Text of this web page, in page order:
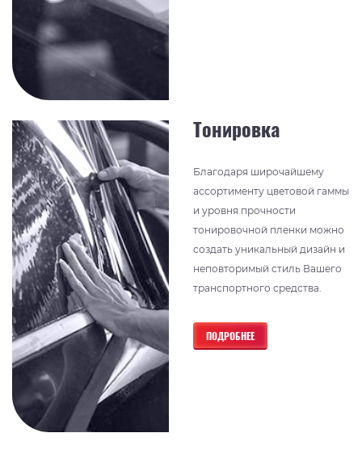
Тонировка
Благодаря широчайшему
ассортименту цветовой гаммы
и уровня прочности
тонировочной пленки можно
создать уникальный дизайн и
неповторимый стиль Вашего
транспортного средства.
ПОДРОБНЕЕ